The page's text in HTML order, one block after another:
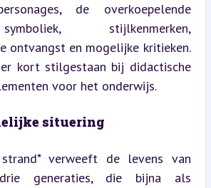
de overkoepelende
stijlkenmerken,
ontvangst en mogelijke kritieken.
kort stilgestaan bij didactische
voor het onderwijs.
situering
verweeft de levens van
generaties, die bijna als